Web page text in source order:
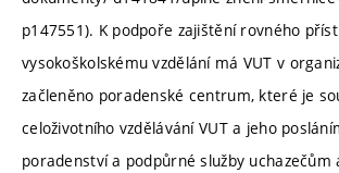
p147551). K podpoře zajištění rovného
vysokoškolskému vzdělání má VUT v
začleněno poradenské centrum, které je
celoživotního vzdělávání VUT a jeho
poradenství a podpůrné služby uchazečům